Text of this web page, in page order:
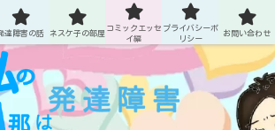
ASDとADHDの旦那との生活
達障害の話 ネスケ子の部屋
コミックエッセ
イ編
プライバシーポ
リシー
お問い合わせ